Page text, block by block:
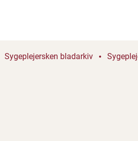
Sygeplejersken bladarkiv